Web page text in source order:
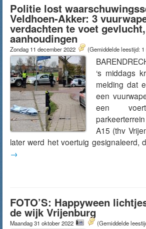
Politie lost
Veldhoen-Akker: 3
verdachten te voet
aanhoudingen
Zondag 11 december 2022 (Gemiddelde leestijd:
‘s middags
melding dat
een
een
A15 (thv
later werd het voertuig gesignaleerd,
→
FOTO’S: Happyween
de wijk Vrijenburg
Maandag 31 oktober 2022 (Gemiddelde